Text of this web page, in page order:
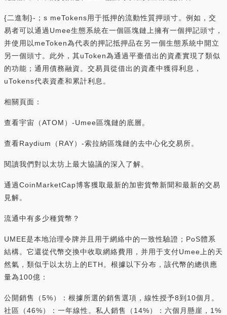
{二進制}-；s meTokens用于抵押的流動性質押頭寸。例如，交
易者可以通過Umee生態系統在一個區塊鏈上擁有一個押記頭寸，
并使用以meToken為代表的押記抵押品在另一個生態系統中開立
另一個頭寸。此外，其uToken為通過平臺借出的資產實現了類似
的功能；通用債務融資。交易員從借出的資產中獲得利息，
uTokens代表資產和累計利息。
相關頁面：
查看宇宙（ATOM）-Umee區塊鏈的底層。
查看Raydium（RAY）-索拉納區塊鏈的去中心化交易所。
閱讀我們對以太坊上最大協議的深入了解。
通過CoinMarketCap博客獲取最新的加密貨幣新聞和最新的交易
見解。
流通中有多少種貨幣？
UMEE是本地治理令牌并且用于網絡中的一致性驗證；PoS體系
結構。它還從代幣交換中收取網絡費用，并用于支付Umee上的天
然氣，類似于以太坊上的ETH。根據以下分布，該代幣的總供應
量為100億：
公開銷售（5%）：根據所選的銷售選項，線性授予8到10個月。
社區（46%）：一年線性。私人銷售（14%）：六個月懸崖，1%